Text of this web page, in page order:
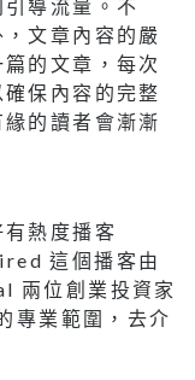
導流量。不
文章內容的嚴
的文章，每次
保內容的完整
的讀者會漸漸
熱度播客
這個播客由
兩位創業投資家
專業範圍，去介